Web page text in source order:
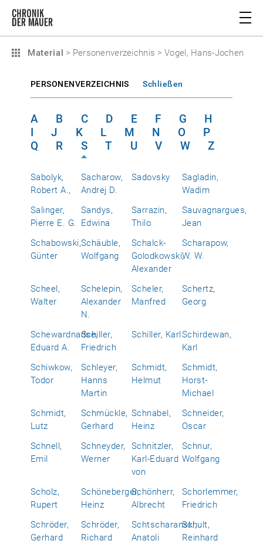
Material > Personenverzeichnis > Vogel, Hans-Jochen
PERSONENVERZEICHNIS Schließen
A B C D E F G
H
I
J K L M N O
P
Q
R S T U V W Z
Sabolyk,
Robert A.,
Sacharow,
Andrej D.
Sadovsky
Sagladin,
Wadim
Salinger,
Pierre E. G.
Sandys,
Edwina
Sarrazin,
Thilo
Sauvagnargues,
Jean
Schabowski,
Günter
Schäuble,
Wolfgang
Schalck-
Golodkowski,
Alexander
Scharapow,
W. W.
Scheel,
Walter
Schelepin,
Alexander
N.
Scheler,
Manfred
Schertz,
Georg
Schewardnadse,
Eduard A.
Schiller,
Friedrich
Schiller, KarlSchirdewan,
Karl
Schiwkow,
Todor
Schleyer,
Hanns
Martin
Schmidt,
Helmut
Schmidt,
Horst-
Michael
Schmidt,
Lutz
Schmückle,
Gerhard
Schnabel,
Heinz
Schneider,
Oscar
Schnell,
Emil
Schneyder,
Werner
Schnitzler,
Karl-Eduard
von
Schnur,
Wolfgang
Scholz,
Rupert
Schöneberger,
Heinz
Schönherr,
Albrecht
Schorlemmer,
Friedrich
Schröder,
Gerhard
Schröder,
Richard
Schtscharanski,
Anatoli
Schult,
Reinhard